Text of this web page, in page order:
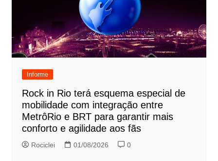
Informe
Rock in Rio terá esquema especial de
mobilidade com integração entre
MetrôRio e BRT para garantir mais
conforto e agilidade aos fãs
Rociclei 01/08/2026 0